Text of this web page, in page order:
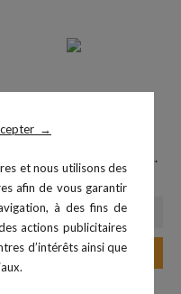
→
et nous utilisons des
afin de vous garantir
à des fins de
actions publicitaires
d’intérêts ainsi que
kit ergonomie...
Prix
6 110,40 €
Ajouter au panier